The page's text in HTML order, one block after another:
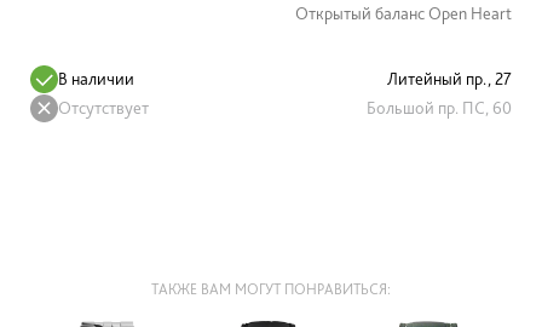
Открытый баланс Open Heart
В наличии
Литейный пр., 27
Отсутствует
Большой пр. ПС, 60
ТАКЖЕ ВАМ МОГУТ ПОНРАВИТЬСЯ: